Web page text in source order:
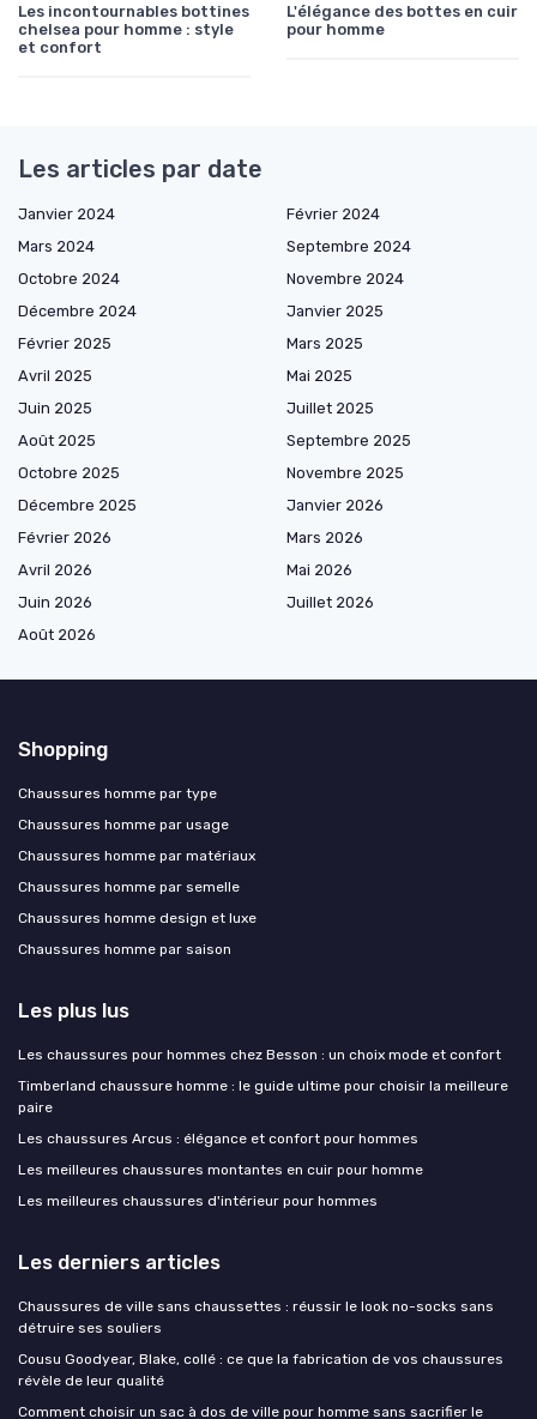
Les incontournables bottines
chelsea pour homme : style
et confort
L'élégance des bottes en cuir
pour homme
Les articles par date
Janvier 2024
Février 2024
Mars 2024
Septembre 2024
Octobre 2024
Novembre 2024
Décembre 2024
Janvier 2025
Février 2025
Mars 2025
Avril 2025
Mai 2025
Juin 2025
Juillet 2025
Août 2025
Septembre 2025
Octobre 2025
Novembre 2025
Décembre 2025
Janvier 2026
Février 2026
Mars 2026
Avril 2026
Mai 2026
Juin 2026
Juillet 2026
Août 2026
Shopping
Chaussures homme par type
Chaussures homme par usage
Chaussures homme par matériaux
Chaussures homme par semelle
Chaussures homme design et luxe
Chaussures homme par saison
Les plus lus
Les chaussures pour hommes chez Besson : un choix mode et confort
Timberland chaussure homme : le guide ultime pour choisir la meilleure
paire
Les chaussures Arcus : élégance et confort pour hommes
Les meilleures chaussures montantes en cuir pour homme
Les meilleures chaussures d'intérieur pour hommes
Les derniers articles
Chaussures de ville sans chaussettes : réussir le look no-socks sans
détruire ses souliers
Cousu Goodyear, Blake, collé : ce que la fabrication de vos chaussures
révèle de leur qualité
Comment choisir un sac à dos de ville pour homme sans sacrifier le